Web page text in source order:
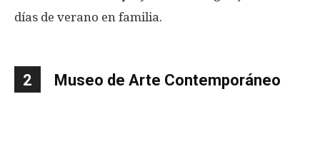
días de verano en familia.
2 Museo de Arte Contemporáneo